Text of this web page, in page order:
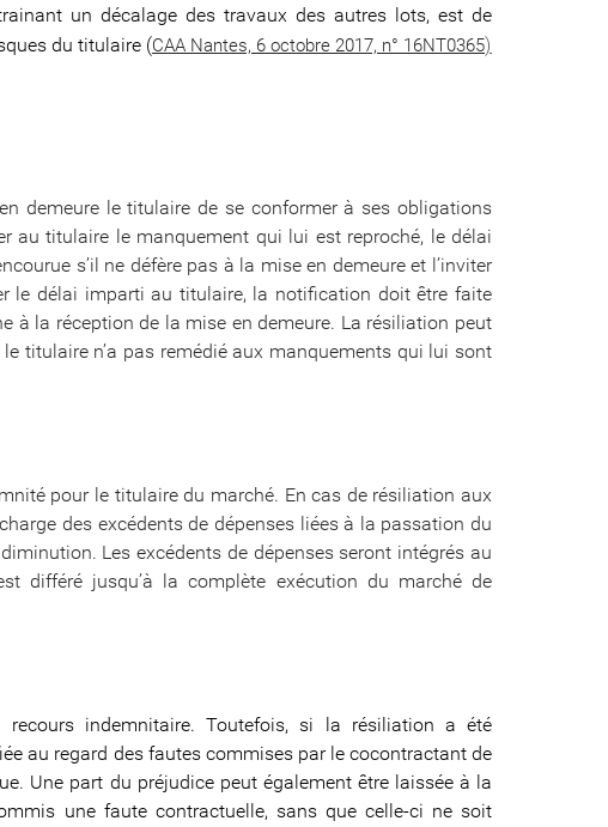
un décalage des travaux des autres lots, est de
du titulaire (CAA Nantes, 6 octobre 2017, n° 16NT0365)
demeure le titulaire de se conformer à ses obligations
au titulaire le manquement qui lui est reproché, le délai
s’il ne défère pas à la mise en demeure et l’inviter
le délai imparti au titulaire, la notification doit être faite
à la réception de la mise en demeure. La résiliation peut
titulaire n’a pas remédié aux manquements qui lui sont
pour le titulaire du marché. En cas de résiliation aux
des excédents de dépenses liées à la passation du
Les excédents de dépenses seront intégrés au
différé jusqu’à la complète exécution du marché de
indemnitaire. Toutefois, si la résiliation a été
au regard des fautes commises par le cocontractant de
Une part du préjudice peut également être laissée à la
une faute contractuelle, sans que celle-ci ne soit